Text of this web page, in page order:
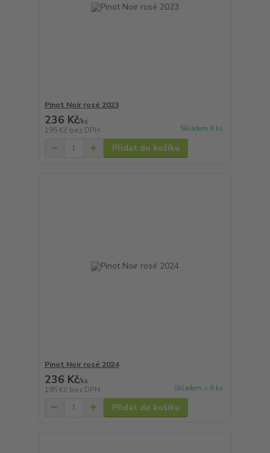
Pinot Noir rosé 2023
236 Kč/ks
195 Kč bez DPH Skladem 6 ks
Přidat do košíku
Pinot Noir rosé 2024
236 Kč/ks
195 Kč bez DPH Skladem > 6 ks
Přidat do košíku